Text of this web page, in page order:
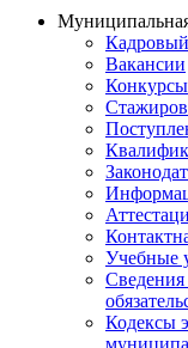
Кадровый
Вакансии
Конкурсы
Учебные
Сведения
Кодексы